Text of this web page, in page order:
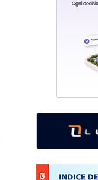
'ENERGIA NON